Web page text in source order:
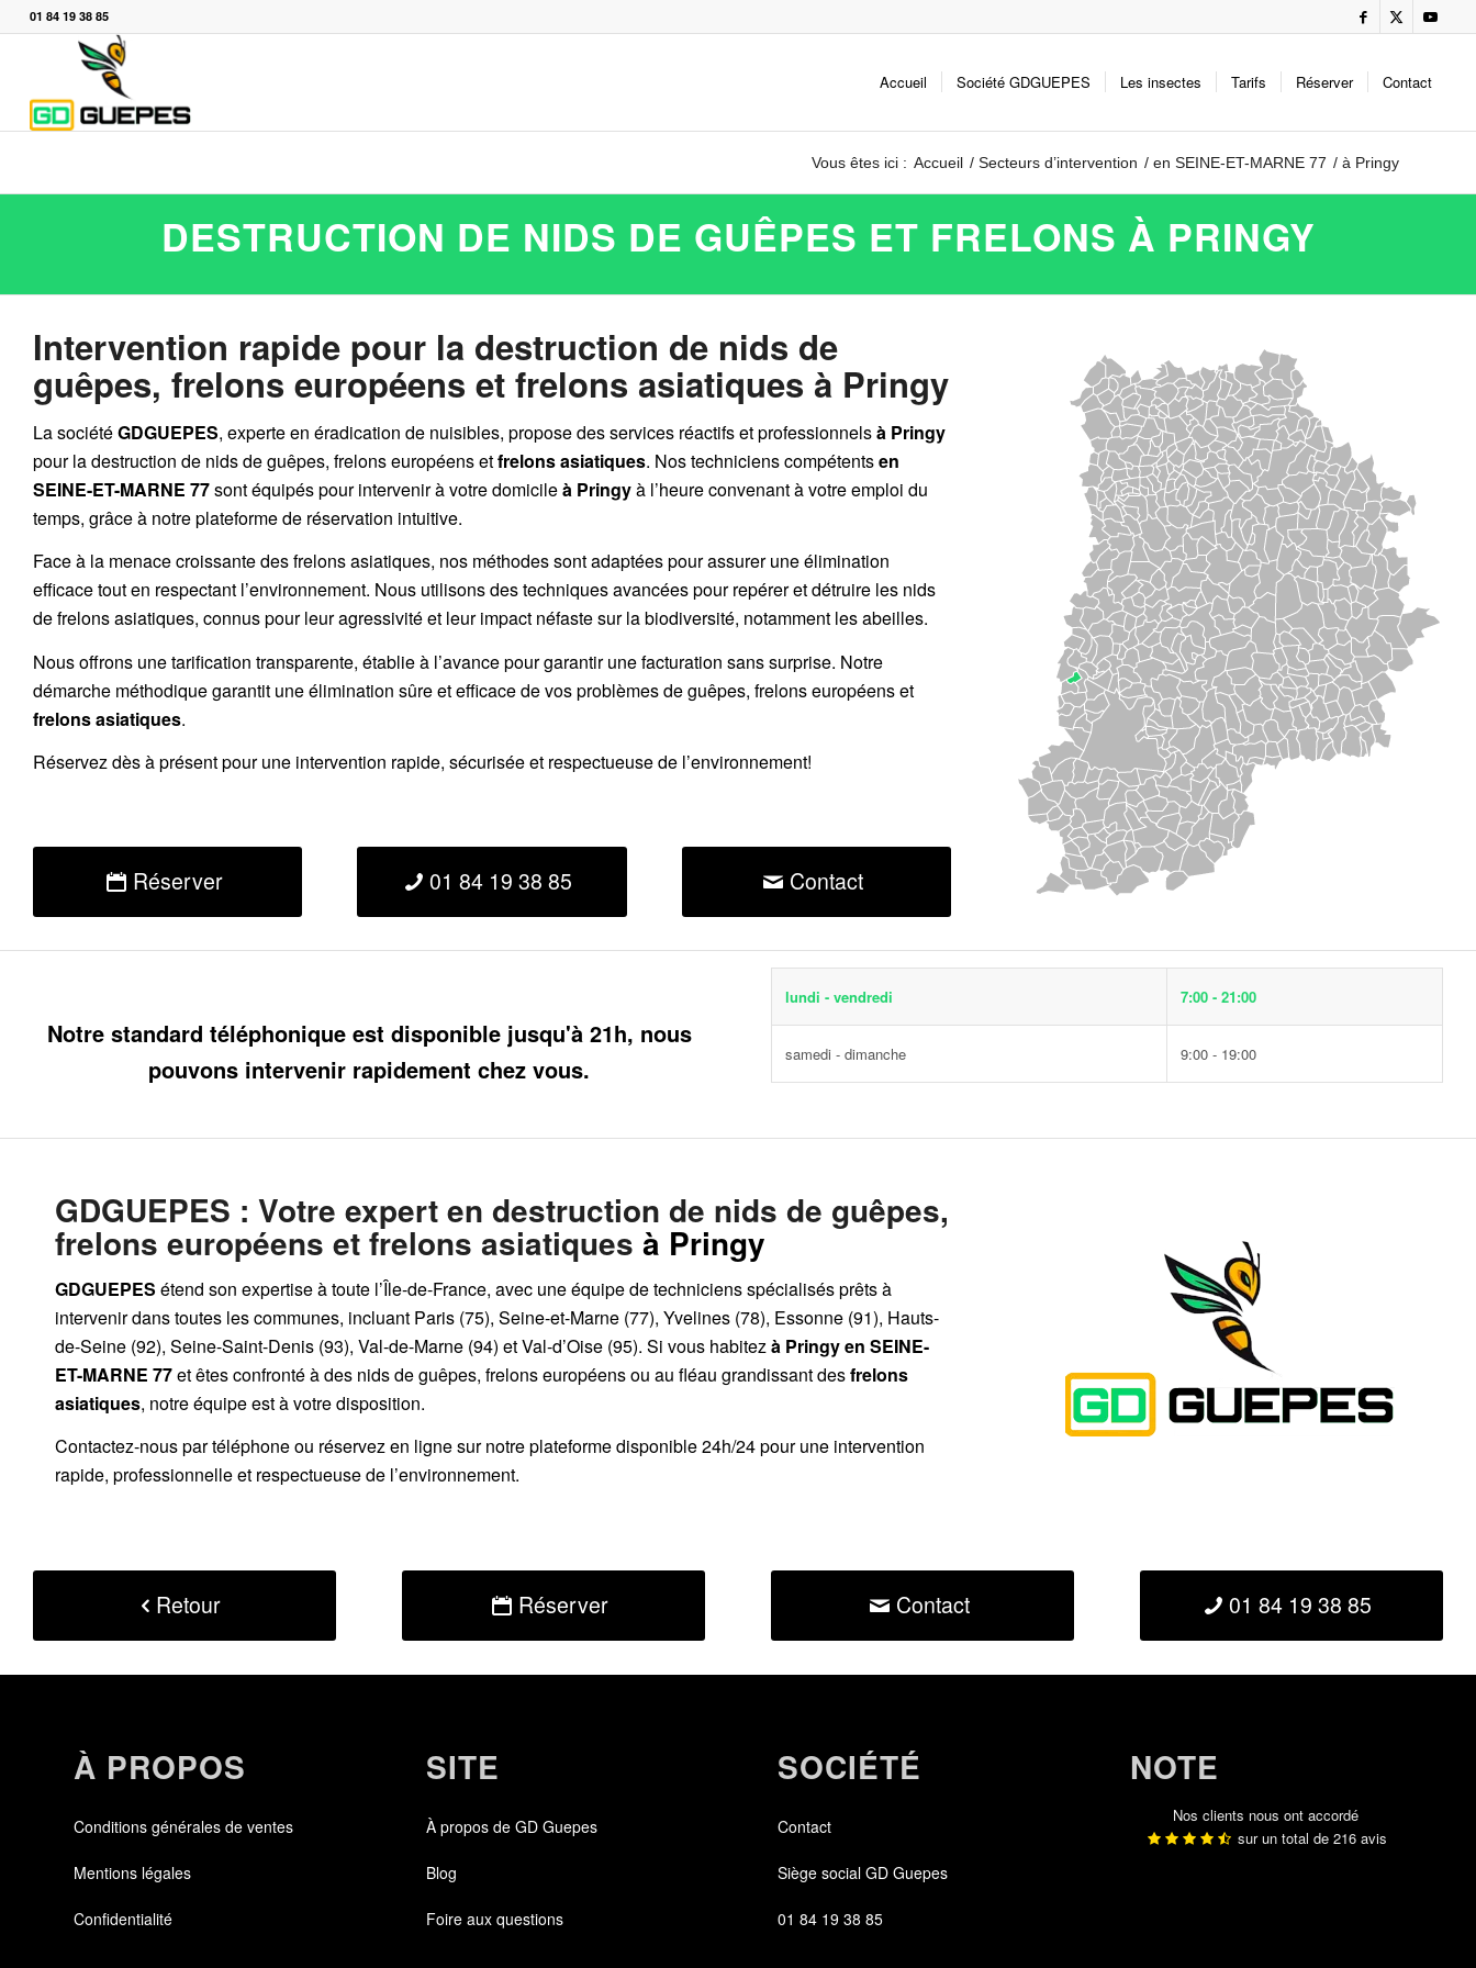
01 84 19 38 85
Accueil Société GDGUEPES Les insectes Tarifs Réserver Contact
Vous êtes ici : Accueil / Secteurs d’intervention / en SEINE-ET-MARNE 77 / à Pringy
DESTRUCTION DE NIDS DE GUÊPES ET FRELONS À PRINGY
Intervention rapide pour la destruction de nids de
guêpes, frelons européens et frelons asiatiques à Pringy
La sociétéGDGUEPES, experte en éradication de nuisibles, propose des services réactifs et professionnelsà Pringy
pour la destruction de nids de guêpes, frelons européensetfrelons asiatiques. Nos techniciens compétentsen
SEINE-ET-MARNE 77sont équipés pour intervenir à votre domicileà Pringyà l’heure convenant à votre emploi du
temps, grâce à notre plateforme de réservation intuitive.
Face à la menace croissante des frelons asiatiques, nos méthodes sont adaptées pour assurer une élimination
efficace tout en respectant l’environnement. Nous utilisons des techniques avancées pour repérer et détruire les nids
defrelons asiatiques, connus pour leur agressivité et leur impact néfaste sur la biodiversité, notamment les abeilles.
Nous offrons unetarification transparente, établie à l’avance pour garantir une facturation sans surprise. Notre
démarche méthodique garantit une élimination sûre et efficace de vos problèmes de guêpes, frelons européens et
frelons asiatiques.
Réservezdès à présent pour une intervention rapide, sécurisée et respectueuse de l’environnement!
Réserver 01 84 19 38 85 Contact
Notre standard téléphonique est disponible jusqu'à 21h, nous
pouvons intervenir rapidement chez vous.
lundi - vendredi 7:00 - 21:00
samedi - dimanche 9:00 - 19:00
GDGUEPES : Votre expert en destruction de nids de guêpes,
frelons européens et frelons asiatiques à Pringy
GDGUEPES étend son expertise à toute l’Île-de-France, avec une équipe de techniciens spécialisés prêts à
intervenir dans toutes les communes, incluant Paris (75), Seine-et-Marne (77), Yvelines (78), Essonne (91), Hauts-
de-Seine (92), Seine-Saint-Denis (93), Val-de-Marne (94) et Val-d’Oise (95). Si vous habitez à Pringyen SEINE-
ET-MARNE 77et êtes confronté à des nids de guêpes, frelons européens ou au fléau grandissant desfrelons
asiatiques, notre équipe est à votre disposition.
Contactez-nous partéléphoneou réservez en ligne sur notre plateforme disponible 24h/24pour une intervention
rapide, professionnelle et respectueuse de l’environnement.
Retour Réserver Contact 01 84 19 38 85
À PROPOS
Conditions générales de ventes
Mentions légales
Confidentialité
SITE
À propos de GD Guepes
Blog
Foire aux questions
SOCIÉTÉ
Contact
Siège social GD Guepes
01 84 19 38 85
NOTE
Nos clients nous ont accordé
sur un total de 216avis